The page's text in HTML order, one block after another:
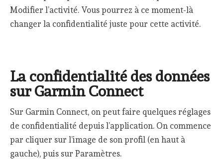
Modifier l’activité. Vous pourrez à ce moment-là
changer la confidentialité juste pour cette activité.
La confidentialité des données
sur Garmin Connect
Sur Garmin Connect, on peut faire quelques réglages
de confidentialité depuis l’application. On commence
par cliquer sur l’image de son profil (en haut à
gauche), puis sur Paramètres.